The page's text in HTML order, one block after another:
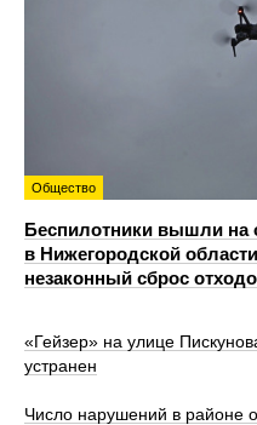
Общество
Беспилотники вышли на
в Нижегородской
незаконный сброс
«Гейзер» на улице
устранен
Число нарушений в районе